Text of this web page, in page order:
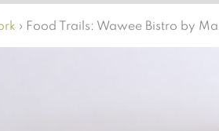
› Food Trails: Wawee Bistro by